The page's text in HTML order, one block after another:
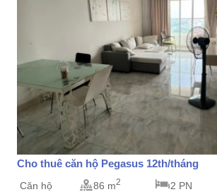
Cho thuê căn hộ Pegasus 12th/tháng
Căn hộ 86 m2 2 PN